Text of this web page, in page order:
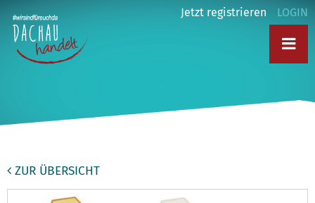
Jetzt registrieren LOGIN
ZUR ÜBERSICHT